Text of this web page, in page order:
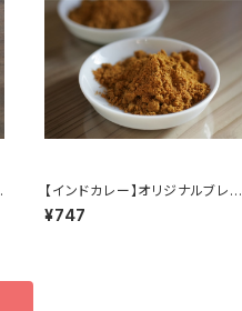
【インドカレー】オリジナルブレン
ドスパイス（100g）
¥747